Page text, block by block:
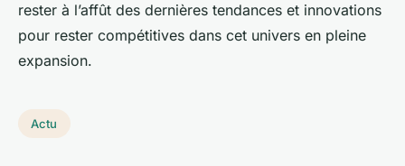
rester à l’affût des dernières tendances et innovations
pour rester compétitives dans cet univers en pleine
expansion.
Actu